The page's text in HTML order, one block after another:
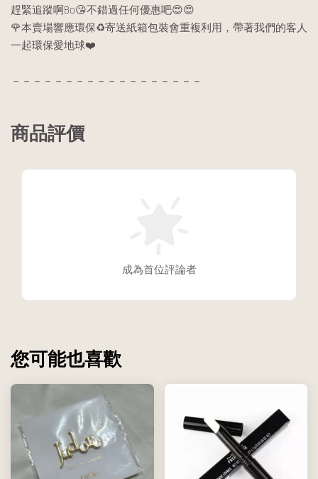
趕緊追蹤啊Bo😘不錯過任何優惠吧😍😍
🌹本賣場響應環保♻️寄送紙箱包裝會重複利用，帶著我們的客人
一起環保愛地球❤️
－－－－－－－－－－－－－－－－－－
商品評價
成為首位評論者
您可能也喜歡